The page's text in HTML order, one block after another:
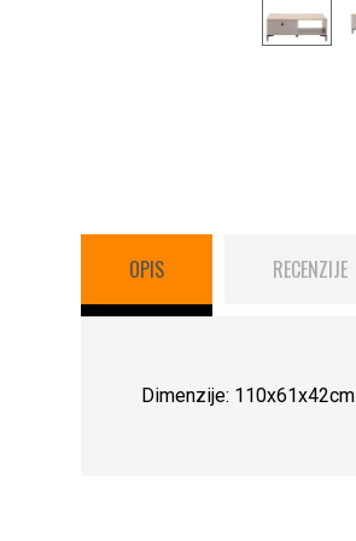
OPIS RECENZIJE
Dimenzije: 110x61x42cm